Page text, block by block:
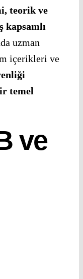
teorik ve
kapsamlı
uzman
içerikleri ve
temel
ve